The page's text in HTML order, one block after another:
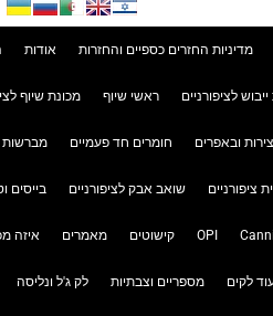
מדיניות החזרים כספיים והחזרות אודות
לציפורניים ראשי שיוף מכונת שיוף
ובאפרים חומרים חד פעמיים מברשות
ציפורניים שואב אבק לציפורניים בייסים
Canni
OPI קישוטים מאמרים איזה
לקים מספריים וצבתיות לק ג'ל ונליסה